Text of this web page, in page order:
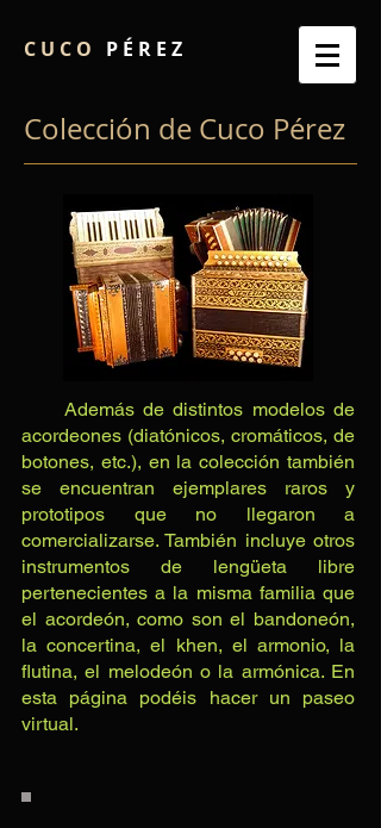
C U C O P É R E Z
Colección de Cuco Pérez
Además de distintos modelos de
acordeones (diatónicos, cromáticos, de
botones, etc.), en la colección también
se encuentran ejemplares raros y
prototipos que no llegaron a
comercializarse. También incluye otros
instrumentos de lengüeta libre
pertenecientes a la misma familia que
el acordeón, como son el bandoneón,
la concertina, el khen, el armonio, la
flutina, el melodeón o la armónica. En
esta página podéis hacer un paseo
virtual.